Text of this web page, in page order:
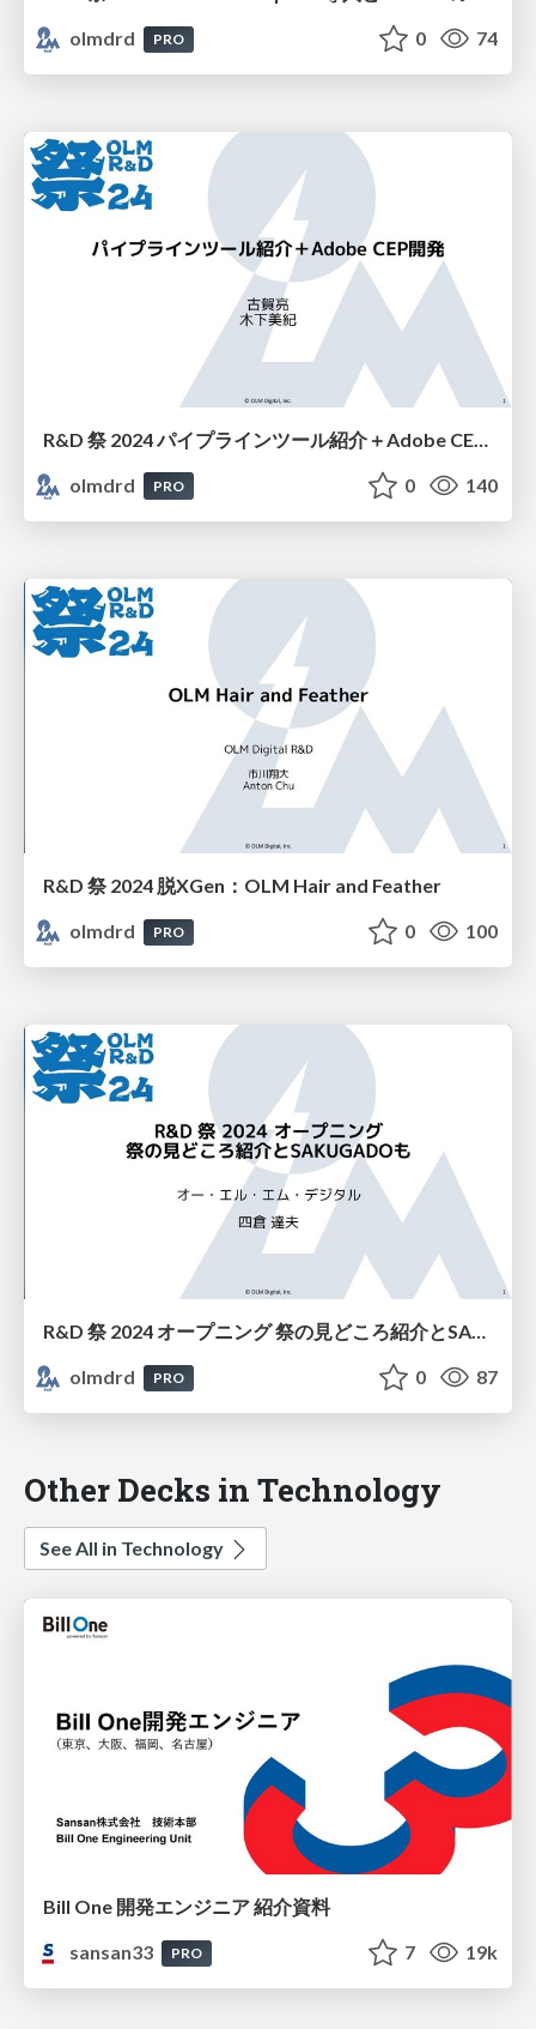
olmdrd
PRO 0 74
olmdrd
PRO 0 140
R&D 祭 2024 脱XGen：OLM Hair and Feather
olmdrd
PRO 0 100
R&D 祭 2024 オープニング 祭の見どころ紹介とSAKUGADOも
olmdrd
PRO 0 87
Other Decks in Technology
See All in Technology
Bill One 開発エンジニア 紹介資料
sansan33
PRO 7 19k